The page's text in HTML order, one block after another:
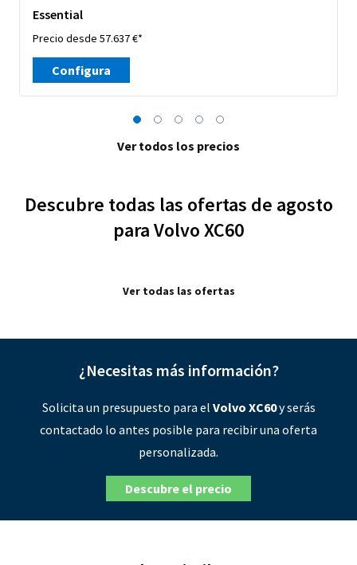
Essential
Precio desde 57.637 €*
Configura
Ver todos los precios
Descubre todas las ofertas de agosto
para Volvo XC60
Ver todas las ofertas
¿Necesitas más información?
Solicita un presupuesto para el Volvo XC60y serás
contactado lo antes posible para recibir una oferta
personalizada.
Descubre el precio